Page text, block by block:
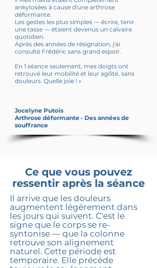
ankylosées à cause d'une arthrose
déformante.
Les gestes les plus simples — écrire, tenir
une tasse — étaient devenus un calvaire
quotidien.
Après des années de résignation, j'ai
consulté Frédéric sans grand espoir.
En 1 séance seulement, mes doigts ont
retrouvé leur mobilité et leur agilité, sans
douleurs. Quelle joie ! »
Jocelyne Putois
Arthrose déformante · Des années de
souffrance
Ce que vous pouvez
ressentir après la séance
Il arrive que les douleurs
augmentent légèrement dans
les jours qui suivent. C'est le
signe que le corps se re-
syntonise — que la colonne
retrouve son alignement
naturel. Cette période est
temporaire. Elle précède